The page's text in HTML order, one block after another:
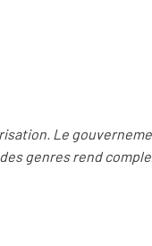
Le
genres rend